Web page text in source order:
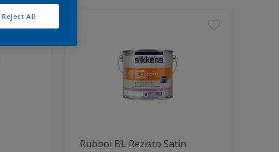
Rubbol BL Rezisto Satin
Reject All